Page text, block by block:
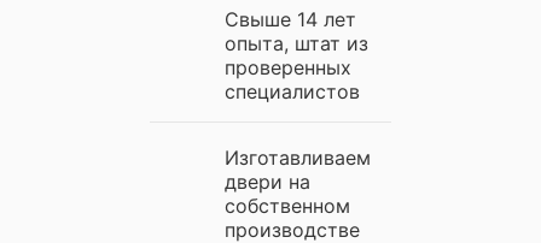
Свыше 14 лет
опыта, штат из
проверенных
специалистов
Изготавливаем
двери на
собственном
производстве